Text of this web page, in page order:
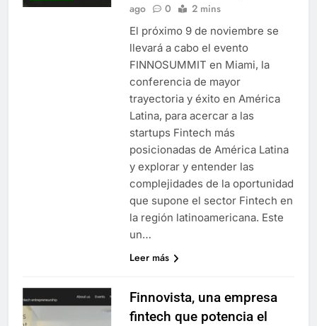
ago
0 2 mins
El próximo 9 de noviembre se
llevará a cabo el evento
FINNOSUMMIT en Miami, la
conferencia de mayor
trayectoria y éxito en América
Latina, para acercar a las
startups Fintech más
posicionadas de América Latina
y explorar y entender las
complejidades de la oportunidad
que supone el sector Fintech en
la región latinoamericana. Este
un…
Leer más
Finnovista, una empresa
fintech que potencia el